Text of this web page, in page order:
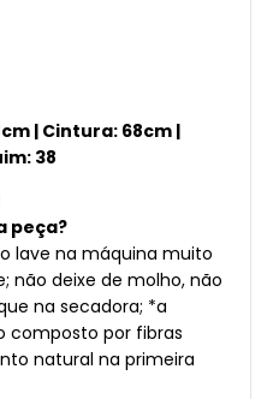
| Cintura: 68cm |
38
peça?
lave na máquina muito
não deixe de molho, não
na secadora; *a
composto por fibras
natural na primeira